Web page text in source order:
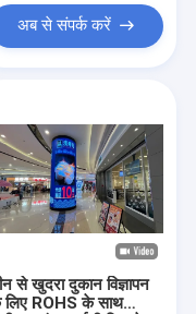
अब से संपर्क करें
से खुदरा दुकान विज्ञापन
ROHS के साथ